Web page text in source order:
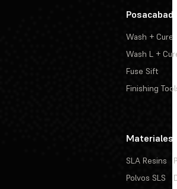
Wash + Cure
Wash L +
Fuse Sift
Finishing
Materiales
SLA Resins
Polvos SLS